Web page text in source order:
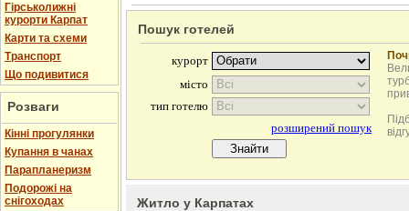
Гірськолижні
курорти Карпат
Карти та схеми
Транспорт
Що подивитися
Розваги
Кінні прогулянки
Купання в чанах
Парапланеризм
Подорожі на
снігоходах
Пошук готелей
Житло у Карпатах